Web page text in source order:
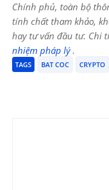
Chính phủ, toàn bộ
tính chất tham khảo,
hay tư vấn đầu tư. Chi
nhiệm pháp lý.
TAGS BAT COC CRYPTO